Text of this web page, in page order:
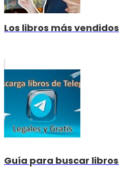
Los libros más
Guía para buscar